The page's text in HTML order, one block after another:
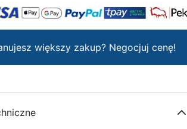
większy zakup? Negocjuj cenę!